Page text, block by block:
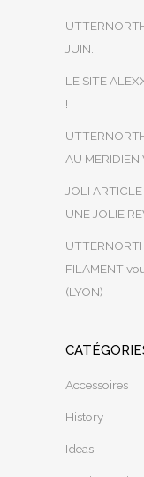
JUIN.
LE SITE
!
AU MERIDIEN
JOLI
UNE JOLIE
FILAMENT
(LYON)
Accessoires
History
Ideas